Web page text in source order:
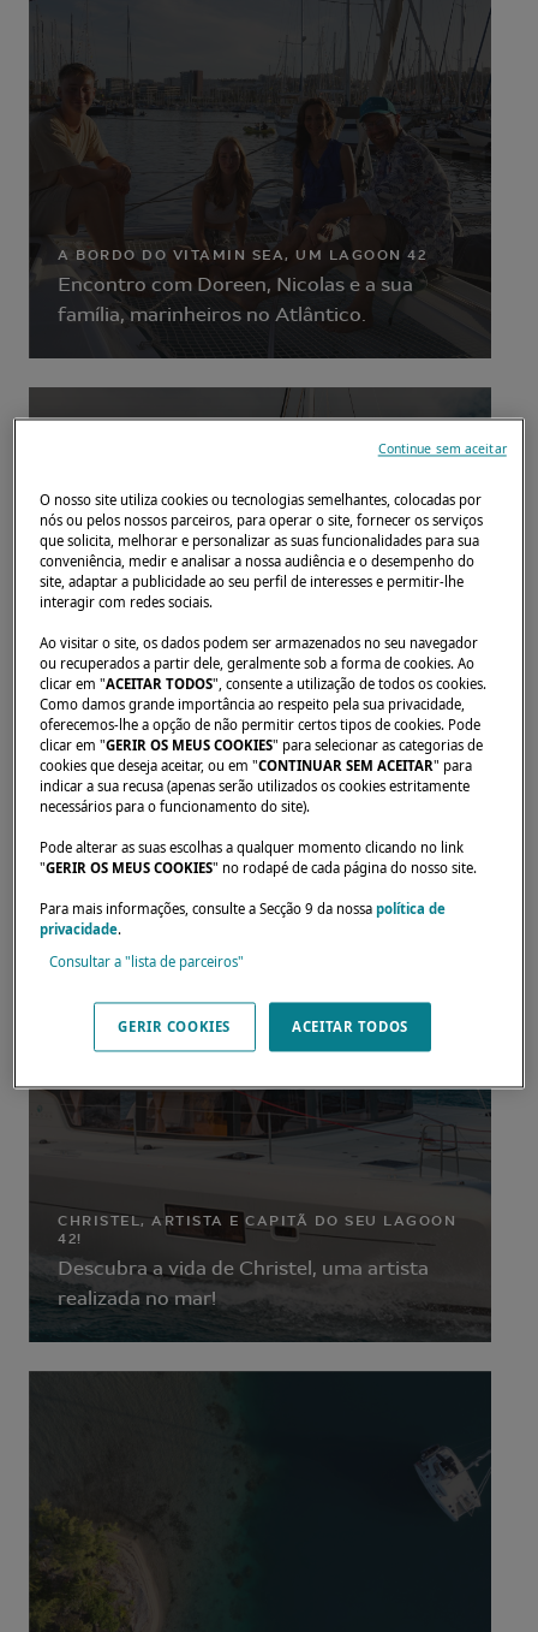
A BORDO DO VITAMIN SEA, UM LAGOON 42
Encontro com Doreen, Nicolas e a sua
família, marinheiros no Atlântico.
BORIS DIAW, RUMO À SUA VIAGEM À VOLTA
DO MUNDO A BORDO DO SEVENTY
Tivemos o prazer de receber em Bordéus
Boris Diaw, campeão da NBA e feliz
proprietário de um Lagoon SEVENTY 7.
CHRISTEL, ARTISTA E CAPITÃ DO SEU LAGOON
42!
Descubra a vida de Christel, uma artista
realizada no mar!
O nosso site utiliza cookies ou tecnologias semelhantes, colocadas por
nós ou pelos nossos parceiros, para operar o site, fornecer os serviços
que solicita, melhorar e personalizar as suas funcionalidades para sua
conveniência, medir e analisar a nossa audiência e o desempenho do
site, adaptar a publicidade ao seu perfil de interesses e permitir-lhe
interagir com redes sociais.
Ao visitar o site, os dados podem ser armazenados no seu navegador
ou recuperados a partir dele, geralmente sob a forma de cookies. Ao
clicar em "ACEITAR TODOS", consente a utilização de todos os cookies.
Como damos grande importância ao respeito pela sua privacidade,
oferecemos-lhe a opção de não permitir certos tipos de cookies. Pode
clicar em "GERIR OS MEUS COOKIES" para selecionar as categorias de
cookies que deseja aceitar, ou em "CONTINUAR SEM ACEITAR" para
indicar a sua recusa (apenas serão utilizados os cookies estritamente
necessários para o funcionamento do site).
Pode alterar as suas escolhas a qualquer momento clicando no link
"GERIR OS MEUS COOKIES" no rodapé de cada página do nosso site.
Para mais informações, consulte a Secção 9 da nossapolítica de
privacidade.
Consultar a "lista de parceiros"
GERIR COOKIES ACEITAR TODOS
Continue sem aceitar